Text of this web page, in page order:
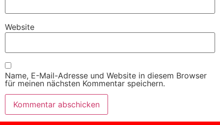
Website
Name, E-Mail-Adresse und Website in diesem Browser
für meinen nächsten Kommentar speichern.